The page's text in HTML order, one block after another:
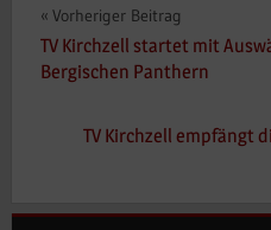
Vorheriger Beitrag
TV Kirchzell startet mit
Bergischen Panthern
TV Kirchzell empfängt